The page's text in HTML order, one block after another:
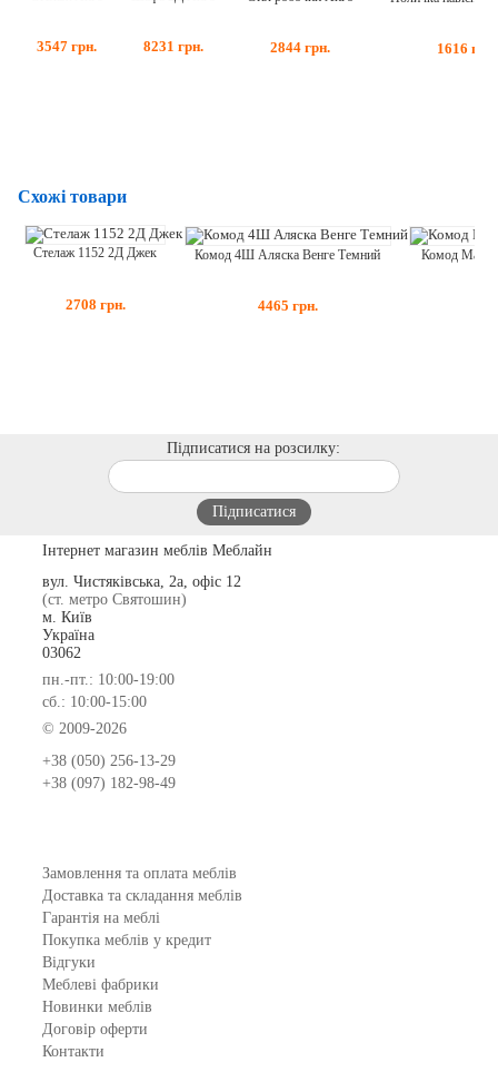
3547 грн. 8231 грн. 2844 грн. 1616 грн.
Схожі товари
Стелаж 1152 2Д Джек
2708 грн.
Комод 4Ш Аляска Венге Темний
4465 грн.
Комод Марс
Підписатися на розсилку:
Інтернет магазин меблів Меблайн
вул. Чистяківська, 2а, офіс 12
(ст. метро Святошин)
м. Київ
Україна
03062
пн.-пт.: 10:00-19:00
сб.: 10:00-15:00
© 2009-2026
+38 (050) 256-13-29
+38 (097) 182-98-49
Замовлення та оплата меблів
Доставка та складання меблів
Гарантія на меблі
Покупка меблів у кредит
Відгуки
Меблеві фабрики
Новинки меблів
Договір оферти
Контакти